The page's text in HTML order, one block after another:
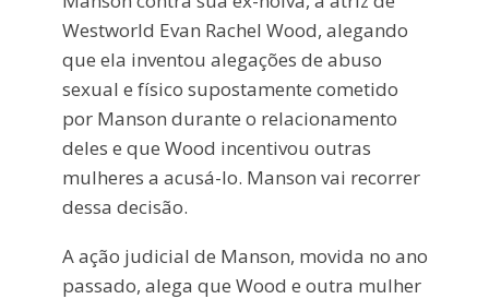
Westworld Evan Rachel Wood, alegando
que ela inventou alegações de abuso
sexual e físico supostamente cometido
por Manson durante o relacionamento
deles e que Wood incentivou outras
mulheres a acusá-lo. Manson vai recorrer
dessa decisão.
A ação judicial de Manson, movida no ano
passado, alega que Wood e outra mulher